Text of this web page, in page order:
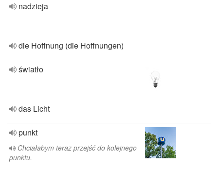
nadzieja
die Hoffnung (die Hoffnungen)
światło
das Licht
punkt
Chciałabym teraz przejść do kolejnego
punktu.